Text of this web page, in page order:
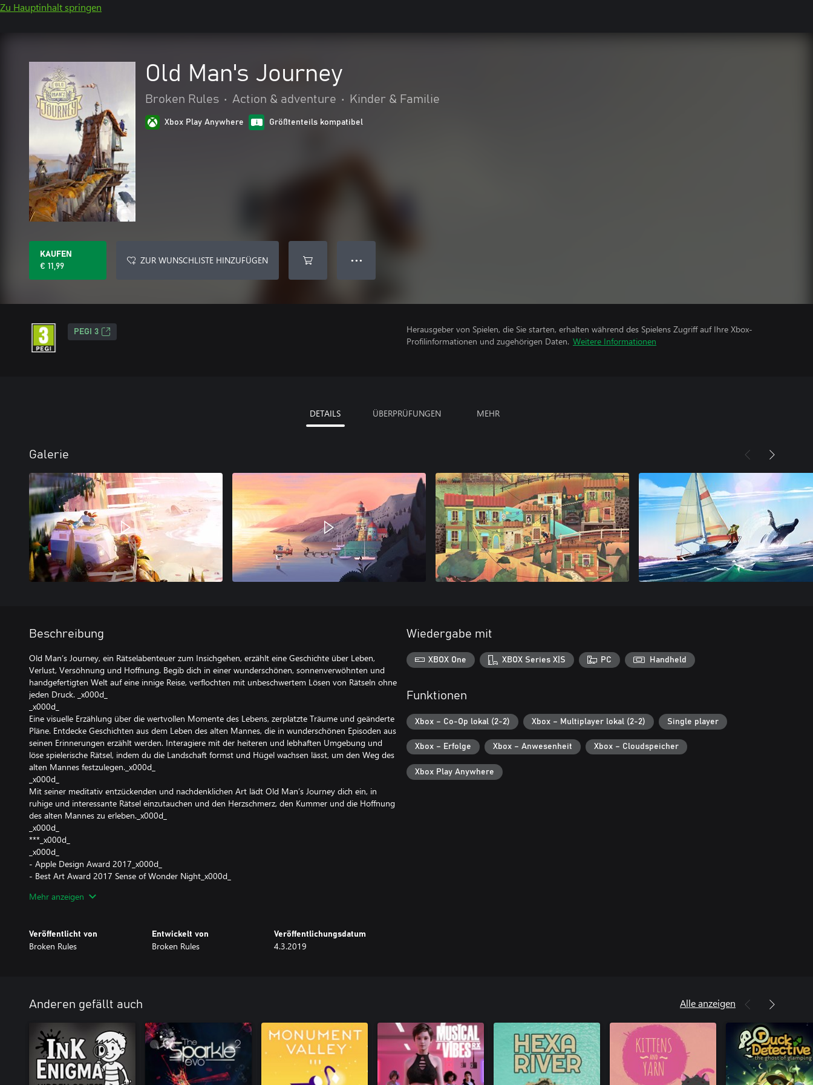
Zu Hauptinhalt springen
Old Man's Journey
Broken Rules • Action & adventure • Kinder & Familie
Xbox Play Anywhere Größtenteils kompatibel
KAUFEN
€ 11,99
ZUR WUNSCHLISTE HINZUFÜGEN ● ● ●
PEGI 3
Herausgeber von Spielen, die Sie starten, erhalten während des Spielens Zugriff auf Ihre Xbox-
Profilinformationen und zugehörigen Daten. Weitere Informationen
DETAILS ÜBERPRÜFUNGEN MEHR
Galerie
Beschreibung
Old Man’s Journey, ein Rätselabenteuer zum Insichgehen, erzählt eine Geschichte über Leben,
Verlust, Versöhnung und Hoffnung. Begib dich in einer wunderschönen, sonnenverwöhnten und
handgefertigten Welt auf eine innige Reise, verflochten mit unbeschwertem Lösen von Rätseln ohne
jeden Druck. _x000d_
_x000d_
Eine visuelle Erzählung über die wertvollen Momente des Lebens, zerplatzte Träume und geänderte
Pläne. Entdecke Geschichten aus dem Leben des alten Mannes, die in wunderschönen Episoden aus
seinen Erinnerungen erzählt werden. Interagiere mit der heiteren und lebhaften Umgebung und
löse spielerische Rätsel, indem du die Landschaft formst und Hügel wachsen lässt, um den Weg des
alten Mannes festzulegen._x000d_
_x000d_
Mit seiner meditativ entzückenden und nachdenklichen Art lädt Old Man’s Journey dich ein, in
ruhige und interessante Rätsel einzutauchen und den Herzschmerz, den Kummer und die Hoffnung
des alten Mannes zu erleben._x000d_
_x000d_
***_x000d_
_x000d_
- Apple Design Award 2017_x000d_
- Best Art Award 2017 Sense of Wonder Night_x000d_
- Best Art and Innovation Award 2017 BIG Festival_x000d_
- GDC Selection 2017 Unity Showcase_x000d_
- Official Selection 2016 PAX_x000d_
Mehr anzeigen
Veröffentlicht von
Broken Rules
Entwickelt von
Broken Rules
Veröffentlichungsdatum
4.3.2019
Wiedergabe mit
XBOX One XBOX Series X|S PC Handheld
Funktionen
Xbox – Co-Op lokal (2-2) Xbox – Multiplayer lokal (2-2) Single player
Xbox – Erfolge Xbox – Anwesenheit Xbox – Cloudspeicher
Xbox Play Anywhere
Anderen gefällt auch Alle anzeigen